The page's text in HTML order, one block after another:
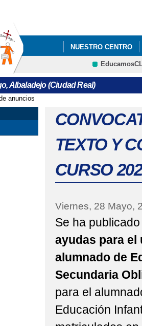
NUESTRO CENTRO
PLAN DIGITAL 2025-
ADJUDICACIÓN
ADMISIÓN DE
CONVOCATORIA DE
CONVOCATORIA DE
ORDINARIO)
EVALUACIÓN DEL
EVALUACIÓN DEL
Albaladejo (Ciudad Real)
aquí
anuncios
TEXTO Y
CURSO
Viernes, 28 Mayo,
Se ha
ayudas para el
alumnado de
Secundaria
para el
Educación